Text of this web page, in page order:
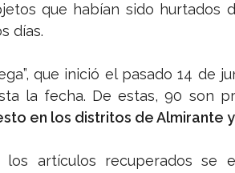
que habían sido hurtados
días.
que inició el pasado 14 de
la fecha. De estas, 90 son
en los distritos de Almirante
artículos recuperados se